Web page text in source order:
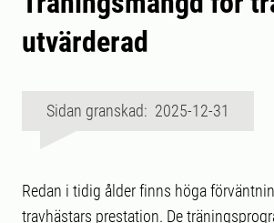
utvärderad
Sidan granskad: 2025-12-31
Redan i tidig ålder finns höga
travhästars prestation. De